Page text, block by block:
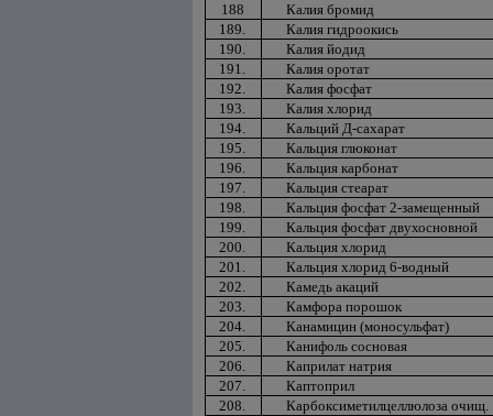
188
Калия бромид
189.
Калия гидроокись
190.
Калия йодид
191.
Калия оротат
192.
Калия фосфат
193.
Калия хлорид
194.
Кальций Д-сахарат
195.
Кальция глюконат
196.
Кальция карбонат
197.
Кальция стеарат
198.
Кальция фосфат 2-замещенный
199.
Кальция фосфат двухосновной
200.
Кальция хлорид
201.
Кальция хлорид 6-водный
202.
Камедь акаций
203.
Камфора порошок
204.
Канамицин (моносульфат)
205.
Канифоль сосновая
206.
Каприлат натрия
207.
Каптоприл
208.
Карбоксиметилцеллюлоза очищ.